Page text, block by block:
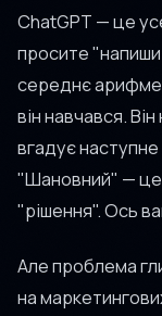
ChatGPT — це
просите "напиши
середнє
він навчався.
вгадує
"Шановний" — це
"рішення". Ось
Але проблема
на